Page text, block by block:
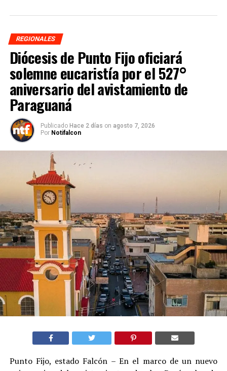
REGIONALES
Diócesis de Punto Fijo oficiará
solemne eucaristía por el 527°
aniversario del avistamiento de
Paraguaná
Publicado Hace 2 días on agosto 7, 2026
Por Notifalcon
Punto Fijo, estado Falcón – En el marco de un nuevo